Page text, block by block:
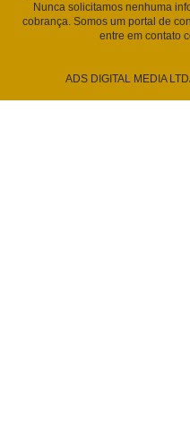
Nunca solicitamos nenhuma
cobrança. Somos um portal de
entre em contato
ADS DIGITAL MEDIA